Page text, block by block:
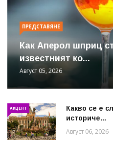
ПРЕДСТАВЯНЕ
Как Аперол шприц
известният ко...
Август 05, 2026
АКЦЕНТ
Какво се е
историче...
Август 06, 2026